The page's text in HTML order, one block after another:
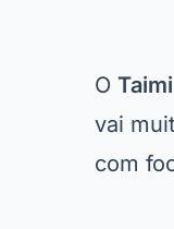
O Taimi
vai
com